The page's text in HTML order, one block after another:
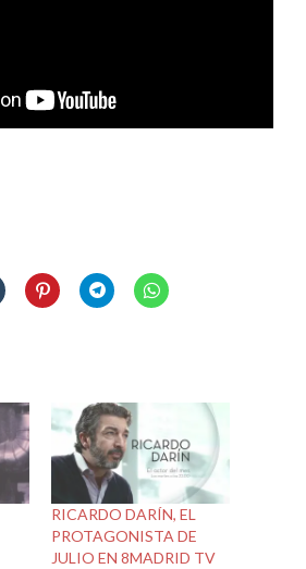
RICARDO DARÍN, EL
PROTAGONISTA DE
JULIO EN 8MADRID TV